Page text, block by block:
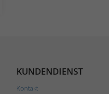
KUNDENDIENST
Kontakt